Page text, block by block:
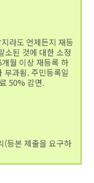
라도 언제든지 재등
소된 것에 대한 소정
월 이상 재등록 하
부과됨. 주민등록일
50% 감면.
(등본 제출을 요구하